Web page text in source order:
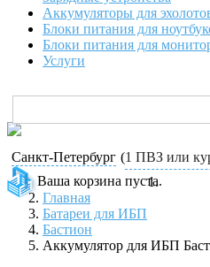
Аккумуляторы для
Блоки питания для
Блоки питания для
Услуги
Санкт-Петербург (1 ПВЗ или
Ваша корзина пуста.
Главная
Батареи для ИБП
Бастион
Аккумулятор для ИБП